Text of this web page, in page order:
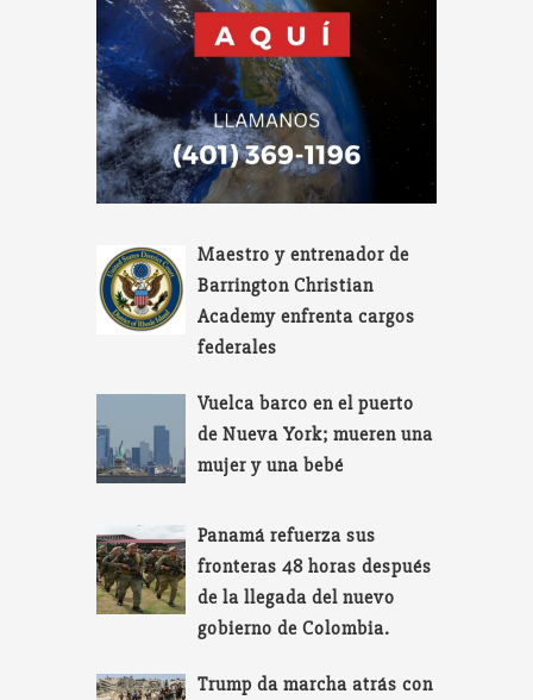
Maestro y entrenador de
Barrington Christian
Academy enfrenta cargos
federales
Vuelca barco en el puerto
de Nueva York; mueren una
mujer y una bebé
Panamá refuerza sus
fronteras 48 horas después
de la llegada del nuevo
gobierno de Colombia.
Trump da marcha atrás con